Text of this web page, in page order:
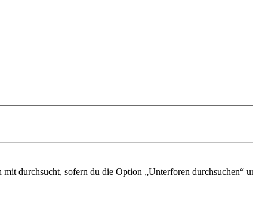
durchsucht, sofern du die Option „Unterforen durchsuchen“